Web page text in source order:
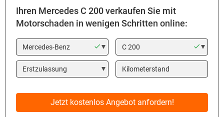
Ihren Mercedes C 200 verkaufen Sie mit
Motorschaden in wenigen Schritten online:
Marke Modell
Year Kilometerstand
Jetzt kostenlos Angebot anfordern!